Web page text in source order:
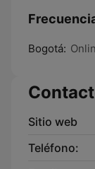
Bogotá:
Sitio web
Teléfono: